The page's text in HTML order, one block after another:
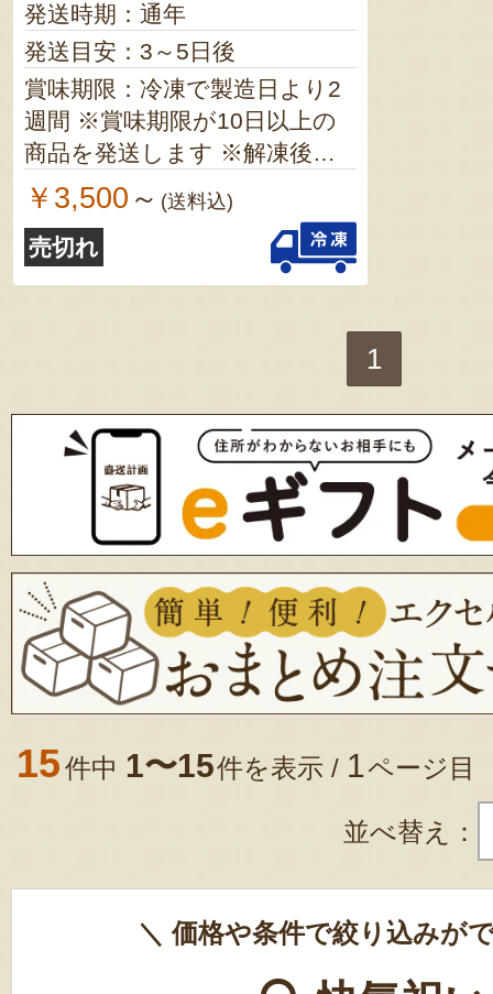
発送時期：通年
発送目安：3～5日後
賞味期限：冷凍で製造日より2
週間 ※賞味期限が10日以上の
商品を発送します ※解凍後は5
日以内にお召し上がりくださ
い
￥3,500 ～ (送料込)
売切れ
1
15件中 1〜15件を表示 / 1ページ目
並べ替え：
＼ 価格や条件で絞り込みが